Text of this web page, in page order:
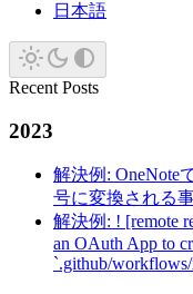
日本語
Recent Posts
2023
解決例: OneNote
号に変換される
解決例: ! [remote
an OAuth App to
`.github/